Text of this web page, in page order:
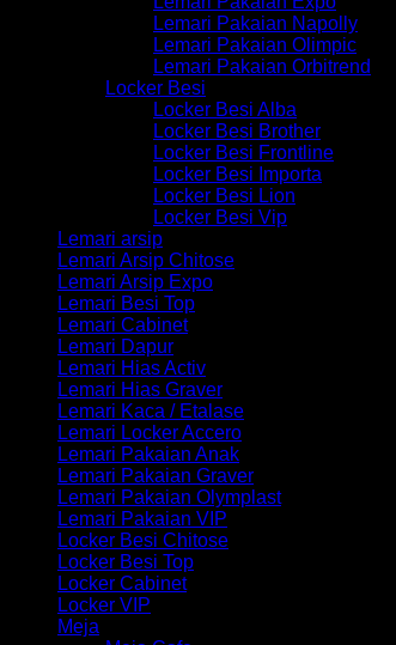
Lemari Pakaian Napolly
Lemari Pakaian Olimpic
Lemari Pakaian Orbitrend
Locker Besi
Locker Besi Alba
Locker Besi Brother
Locker Besi Frontline
Locker Besi Importa
Locker Besi Lion
Locker Besi Vip
Lemari arsip
Lemari Arsip Chitose
Lemari Arsip Expo
Lemari Besi Top
Lemari Cabinet
Lemari Dapur
Lemari Hias Activ
Lemari Hias Graver
Lemari Kaca / Etalase
Lemari Locker Accero
Lemari Pakaian Anak
Lemari Pakaian Graver
Lemari Pakaian Olymplast
Lemari Pakaian VIP
Locker Besi Chitose
Locker Besi Top
Locker Cabinet
Locker VIP
Meja